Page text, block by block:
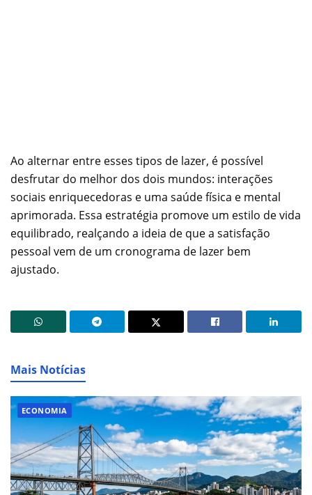
Ao alternar entre esses tipos de lazer, é possível
desfrutar do melhor dos dois mundos: interações
sociais enriquecedoras e uma saúde física e mental
aprimorada. Essa estratégia promove um estilo de vida
equilibrado, realçando a ideia de que a satisfação
pessoal vem de um cronograma de lazer bem
ajustado.
Mais Notícias
ECONOMIA